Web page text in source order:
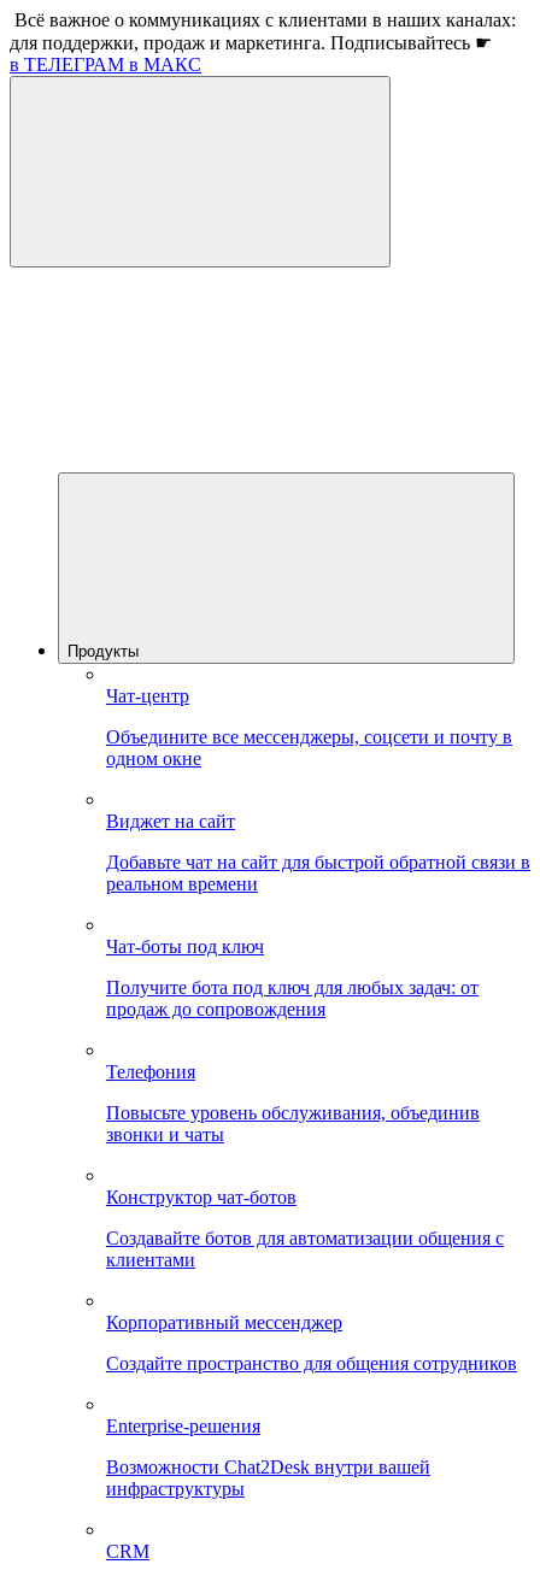
Всё важное о коммуникациях с клиентами в наших каналах:
для поддержки, продаж и маркетинга. Подписывайтесь ☛
в ТЕЛЕГРАМ в МАКС
Продукты
Чат-центр
Объедините все мессенджеры, соцсети и почту в
одном окне
Виджет на сайт
Добавьте чат на сайт для быстрой обратной связи в
реальном времени
Чат-боты под ключ
Получите бота под ключ для любых задач: от
продаж до сопровождения
Телефония
Повысьте уровень обслуживания, объединив
звонки и чаты
Конструктор чат-ботов
Создавайте ботов для автоматизации общения с
клиентами
Корпоративный мессенджер
Создайте пространство для общения сотрудников
Enterprise-решения
Возможности Chat2Desk внутри вашей
инфраструктуры
CRM